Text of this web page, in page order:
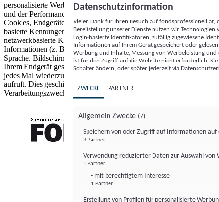
personalisierte Werbung und Inhalte, Messung von Werbeleistung
und der Performance von Inhalten sowie Zielgruppenforschung.
Cookies, Endgeräte- oder ähnliche Online-Kennungen (z. B. login-
basierte Kennungen, zufällig generierte Kennungen,
netzwerkbasierte Kennungen) können zusammen mit anderen
Informationen (z. B. Browsertyp und Browserinformationen,
Sprache, Bildschirmgröße, unterstützte Technologien usw.) auf
Ihrem Endgerät gespeichert oder von dort ausgelesen werden, um es
jedes Mal wiederzuerkennen, wenn es eine App oder einer Webseite
aufruft. Dies geschieht für einen oder mehrere der hier aufgeführten
Verarbeitungszwecke.
Datenschutzinformation
Vielen Dank für Ihren Besuch auf
Bereitstellung unserer Dienste nutzen wir Technologien
Login-basierte Identifikatoren, zufällig zugewiesene
Informationen auf Ihrem Gerät gespeichert oder
Werbung und Inhalte, Messung von Werbeleistung
ist für den Zugriff auf die Website nicht erforderlich.
Schalter ändern, oder später jederzeit via
ZWECKE PARTNER
Allgemein Zwecke (7)
Speichern von oder Zugriff auf Informationen auf
3 Partner
Verwendung reduzierter Daten zur Auswahl von
1 Partner
- mit berechtigtem Interesse
1 Partner
Erstellung von Profilen für personalisierte
FONDS professionell